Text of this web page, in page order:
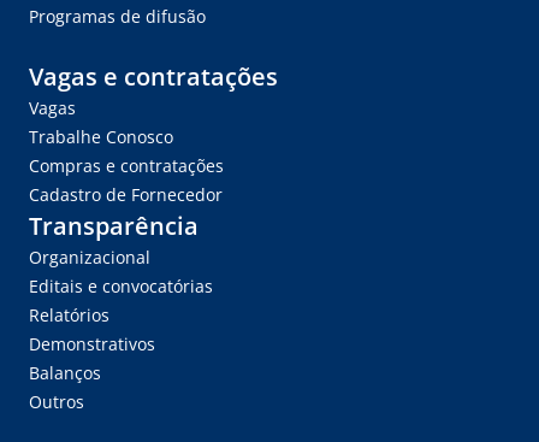
Programas de difusão
Vagas e contratações
Vagas
Trabalhe Conosco
Compras e contratações
Cadastro de Fornecedor
Transparência
Organizacional
Editais e convocatórias
Relatórios
Demonstrativos
Balanços
Outros